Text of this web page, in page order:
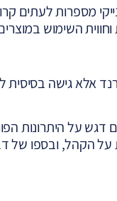
מספרות לעתים
השימוש
אלא גישה
דגש על היתרונות
הקהל, ובספו של